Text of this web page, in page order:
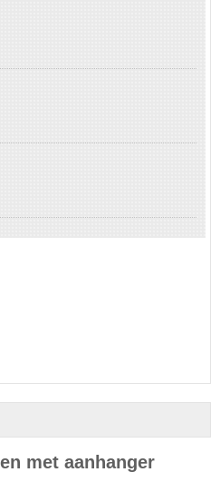
met aanhanger